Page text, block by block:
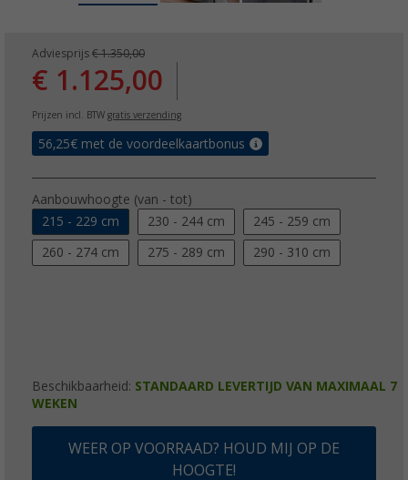
Adviesprijs € 1.350,00
€ 1.125,00
Prijzen incl. BTW gratis verzending
56,25€ met de voordeelkaartbonus
Aanbouwhoogte (van - tot)
215 - 229 cm
230 - 244 cm 245 - 259 cm
260 - 274 cm 275 - 289 cm 290 - 310 cm
Beschikbaarheid: STANDAARD LEVERTIJD VAN MAXIMAAL 7
WEKEN
WEER OP VOORRAAD? HOUD MIJ OP DE
HOOGTE!